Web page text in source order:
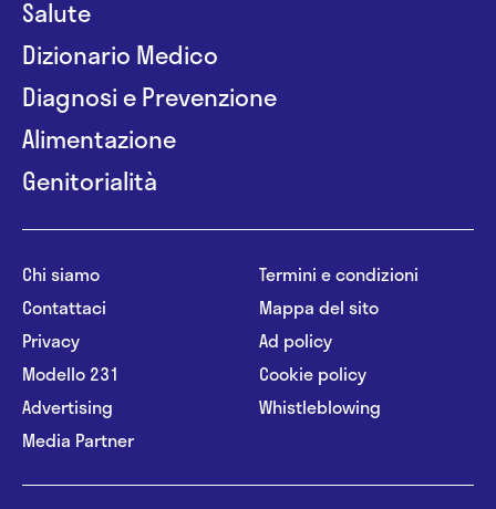
Salute
Dizionario Medico
Diagnosi e Prevenzione
Alimentazione
Genitorialità
Chi siamo
Contattaci
Privacy
Modello 231
Advertising
Media Partner
Termini e condizioni
Mappa del sito
Ad policy
Cookie policy
Whistleblowing